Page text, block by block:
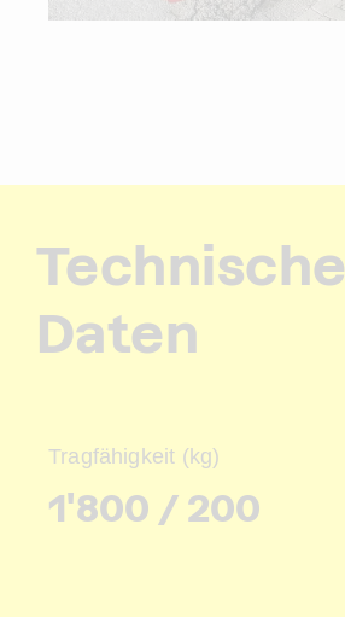
Technische
Daten
Tragfähigkeit (kg)
1'800 / 200